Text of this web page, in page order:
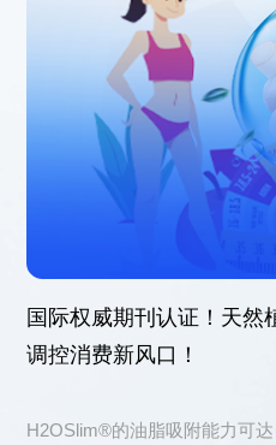
国际权威期刊认证！天
调控消费新风口！
H2OSlim®的油脂吸附能力可